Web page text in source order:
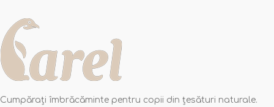
Cumpărați îmbrăcăminte pentru copii din țesături naturale.